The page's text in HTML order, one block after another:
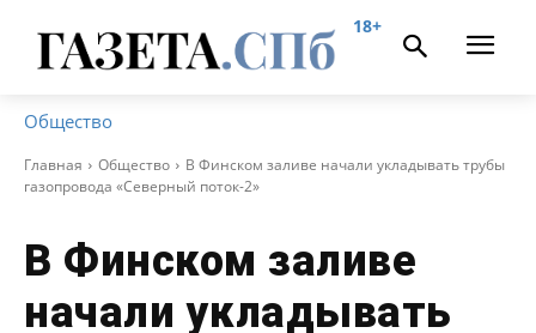
18+
Общество
Главная Общество
В Финском заливе начали укладывать трубы
газопровода «Северный поток-2»
В Финском заливе
начали укладывать